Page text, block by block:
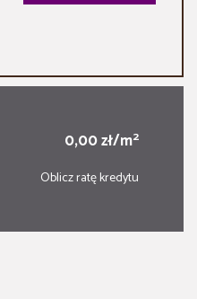
0,00 zł/m2
Oblicz ratę kredytu